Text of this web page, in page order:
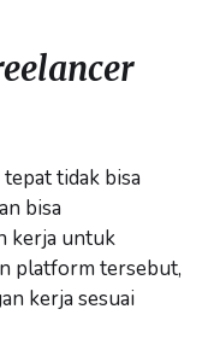
tidak bisa
bisa
kerja untuk
platform tersebut,
kerja sesuai